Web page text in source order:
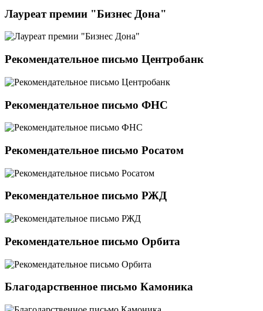
Лауреат премии "Бизнес Дона"
Рекомендательное письмо Центробанк
Рекомендательное письмо ФНС
Рекомендательное письмо Росатом
Рекомендательное письмо РЖД
Рекомендательное письмо Орбита
Благодарственное письмо Камоника